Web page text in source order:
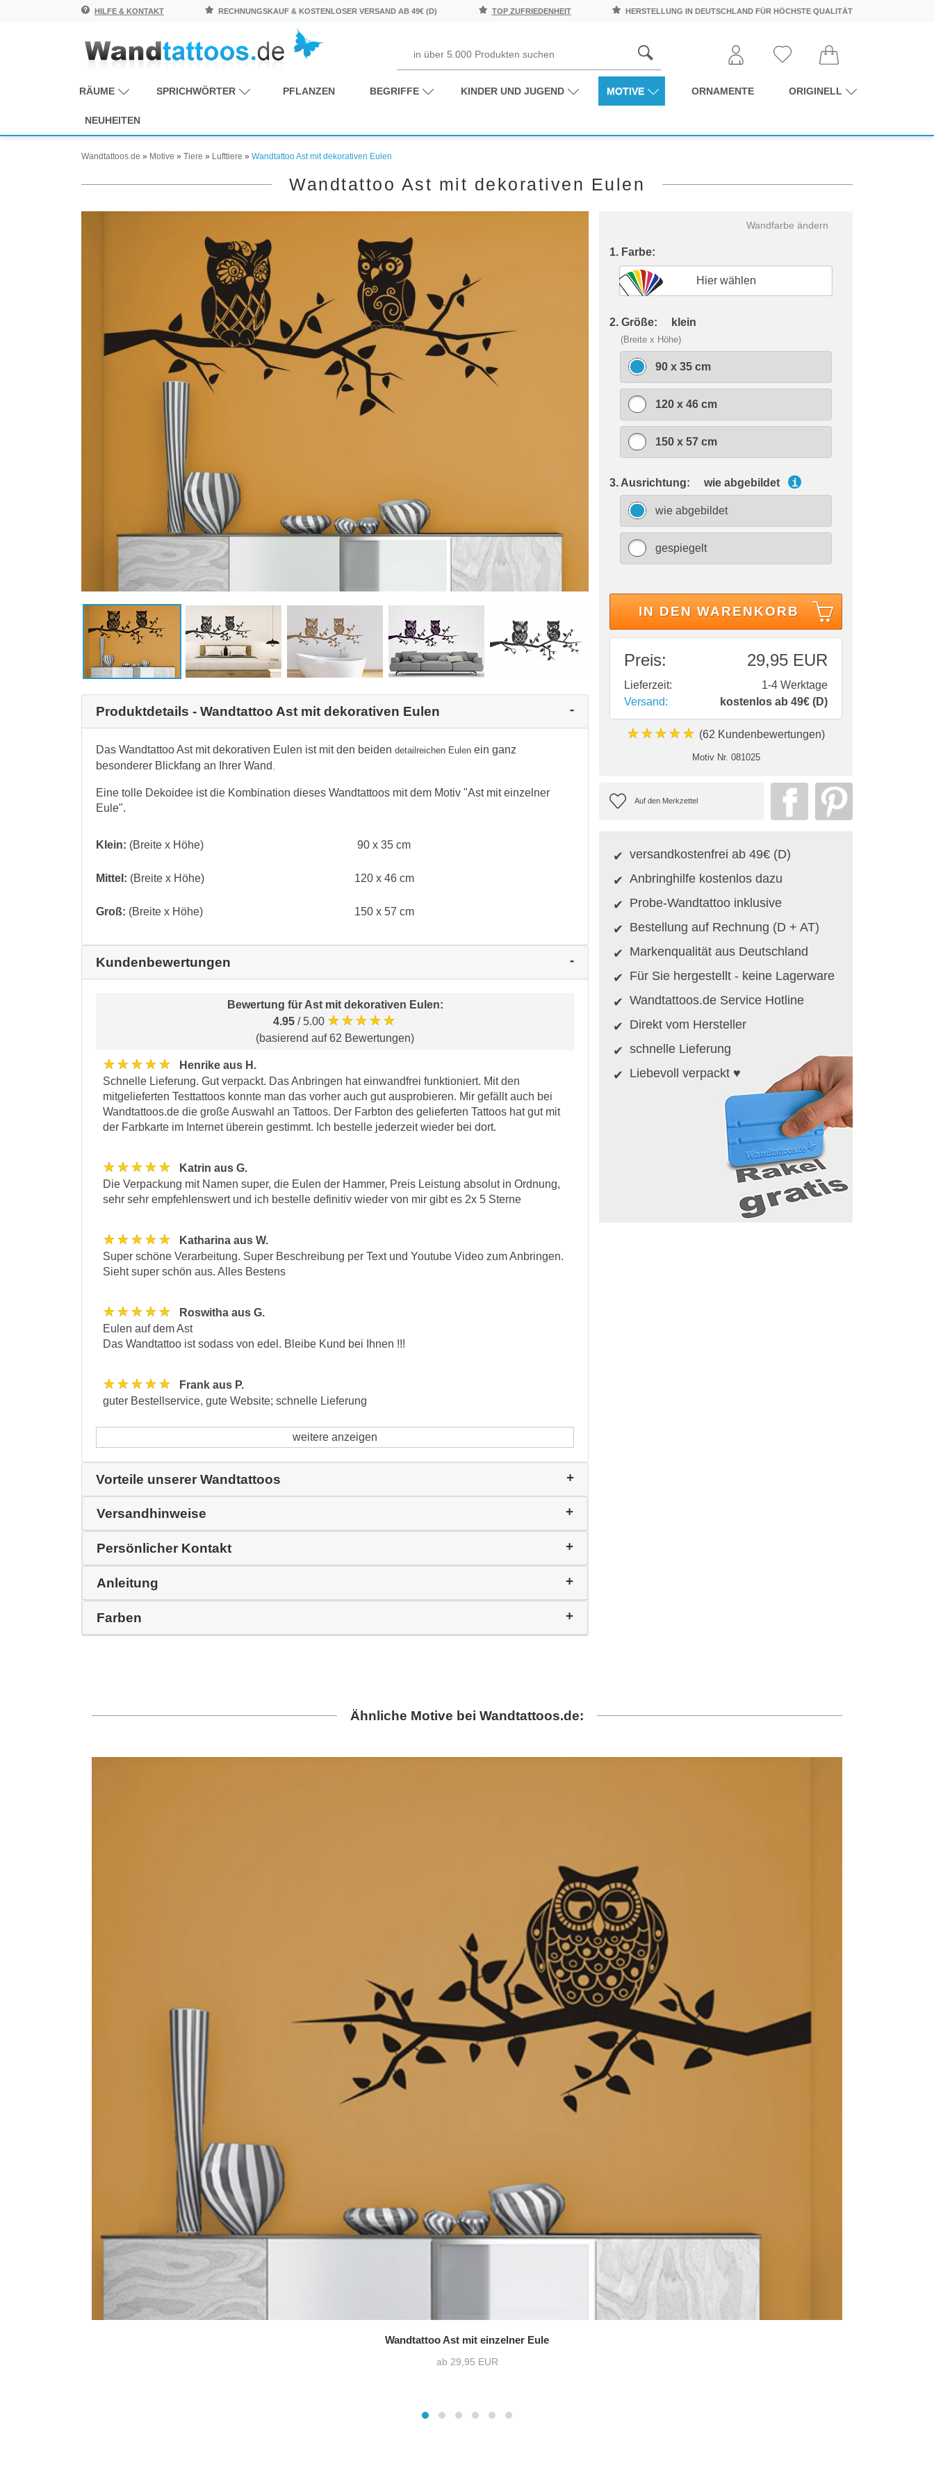
HILFE & KONTAKT RECHNUNGSKAUF & KOSTENLOSER VERSAND AB 49€ (D) TOP ZUFRIEDENHEIT HERSTELLUNG IN DEUTSCHLAND FÜR HÖCHSTE QUALITÄT
RÄUME SPRICHWÖRTER PFLANZEN BEGRIFFE KINDER UND JUGEND MOTIVE ORNAMENTE ORIGINELL
NEUHEITEN
Wandtattoos.de » Motive » Tiere » Lufttiere » Wandtattoo Ast mit dekorativen Eulen
Wandtattoo Ast mit dekorativen Eulen
Produktdetails - Wandtattoo Ast mit dekorativen Eulen
Das Wandtattoo Ast mit dekorativen Eulen ist mit den beiden detailreichen Eulen ein ganz
besonderer Blickfang an Ihrer Wand
Eine tolle Dekoidee ist die Kombination dieses Wandtattoos mit dem Motiv "Ast mit einzelner
Eule".
Klein: (Breite x Höhe) 90 x 35 cm
Mittel: (Breite x Höhe) 120 x 46 cm
Groß: (Breite x Höhe) 150 x 57 cm
Kundenbewertungen
Bewertung für Ast mit dekorativen Eulen:
4.95 / 5.00 ★★★★★
(basierend auf 62 Bewertungen)
★★★★★
Henrike aus H.
Schnelle Lieferung. Gut verpackt. Das Anbringen hat einwandfrei funktioniert. Mit den
mitgelieferten Testtattoos konnte man das vorher auch gut ausprobieren. Mir gefällt auch bei
Wandtattoos.de die große Auswahl an Tattoos. Der Farbton des gelieferten Tattoos hat gut mit
der Farbkarte im Internet überein gestimmt. Ich bestelle jederzeit wieder bei dort.
★★★★★
Katrin aus G.
Die Verpackung mit Namen super, die Eulen der Hammer, Preis Leistung absolut in Ordnung,
sehr sehr empfehlenswert und ich bestelle definitiv wieder von mir gibt es 2x 5 Sterne
★★★★★
Katharina aus W.
Super schöne Verarbeitung. Super Beschreibung per Text und Youtube Video zum Anbringen.
Sieht super schön aus. Alles Bestens
★★★★★
Roswitha aus G.
Eulen auf dem Ast
Das Wandtattoo ist sodass von edel. Bleibe Kund bei Ihnen !!!
★★★★★
Frank aus P.
guter Bestellservice, gute Website; schnelle Lieferung
weitere anzeigen
Vorteile unserer Wandtattoos
Versandhinweise
Persönlicher Kontakt
Anleitung
Farben
Wandfarbe ändern
1. Farbe:
Hier wählen
2. Größe: klein
(Breite x Höhe)
90 x 35 cm
120 x 46 cm
150 x 57 cm
3. Ausrichtung: wie abgebildet i
wie abgebildet
gespiegelt
IN DEN WARENKORB
Preis: 29,95 EUR
Lieferzeit:
1-4 Werktage
Versand:
kostenlos ab 49€ (D)
★★★★★ (62 Kundenbewertungen)
Motiv Nr. 081025
versandkostenfrei ab 49€ (D)
Anbringhilfe kostenlos dazu
Probe-Wandtattoo inklusive
Bestellung auf Rechnung (D + AT)
Markenqualität aus Deutschland
Für Sie hergestellt - keine Lagerware
Wandtattoos.de Service Hotline
Direkt vom Hersteller
schnelle Lieferung
Liebevoll verpackt ♥
Ähnliche Motive bei Wandtattoos.de:
Wandtattoo Ast mit einzelner Eule
ab 29,95 EUR